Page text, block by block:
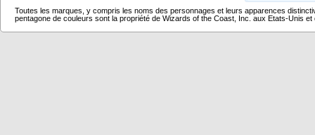
Toutes les marques, y compris les noms des personnages et leurs apparences
pentagone de couleurs sont la propriété de Wizards of the Coast, Inc. aux Etats-Unis